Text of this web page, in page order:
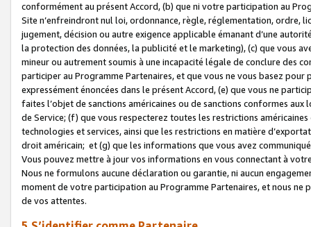
conformément au présent Accord, (b) que ni votre participation au
Site n’enfreindront nul loi, ordonnance, règle, réglementation, ordre,
jugement, décision ou autre exigence applicable émanant d’une
la protection des données, la publicité et le marketing), (c) que vous
mineur ou autrement soumis à une incapacité légale de conclure des
participer au Programme Partenaires, et que vous ne vous basez
expressément énoncées dans le présent Accord, (e) que vous ne
faites l’objet de sanctions américaines ou de sanctions conformes
de Service; (f) que vous respecterez toutes les restrictions
technologies et services, ainsi que les restrictions en matière
droit américain; et (g) que les informations que vous avez
Vous pouvez mettre à jour vos informations en vous connectant à
Nous ne formulons aucune déclaration ou garantie, ni aucun
moment de votre participation au Programme Partenaires, et nous
de vos attentes.